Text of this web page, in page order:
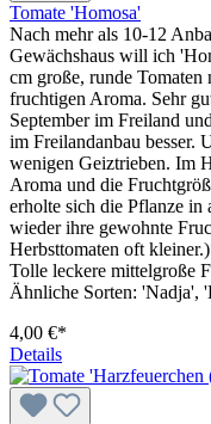
Tomate 'Homosa'
Nach mehr als 10-12
Gewächshaus will ich
cm große, runde
fruchtigen Aroma. Sehr
September im Freiland
im Freilandanbau besser.
wenigen Geiztrieben. Im
Aroma und die
erholte sich die Pflanze in
wieder ihre gewohnte
Herbsttomaten oft
Tolle leckere mittelgroße
Ähnliche Sorten: 'Nadja',
4,00 €*
Details